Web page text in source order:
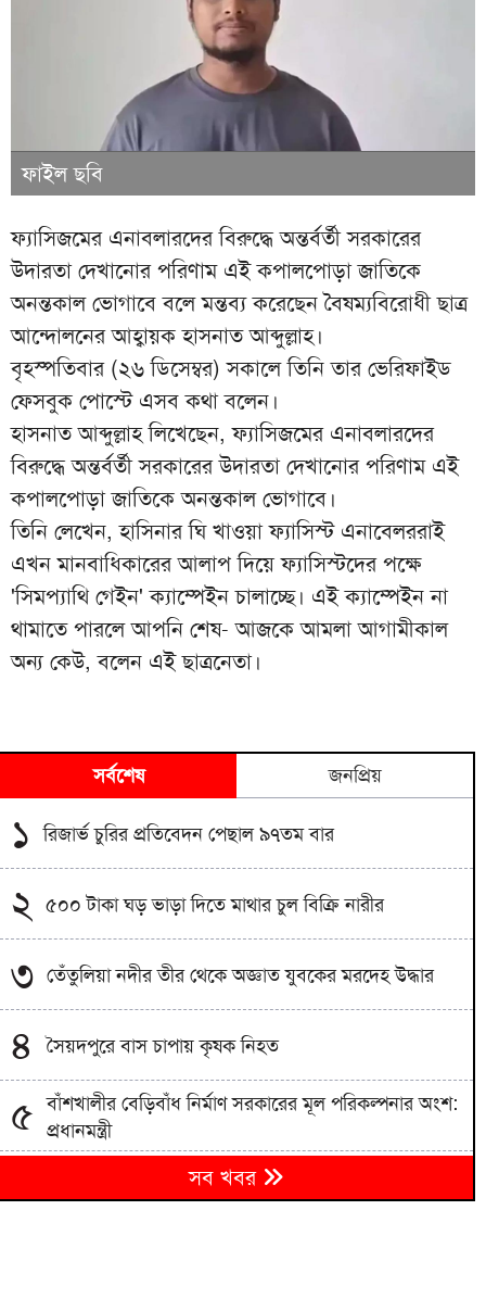
ফাইল ছবি
ফ্যাসিজমের এনাবলারদের বিরুদ্ধে অন্তর্বর্তী সরকারের
উদারতা দেখানোর পরিণাম এই কপালপোড়া জাতিকে
অনন্তকাল ভোগাবে বলে মন্তব্য করেছেন বৈষম্যবিরোধী ছাত্র
আন্দোলনের আহ্বায়ক হাসনাত আব্দুল্লাহ।
বৃহস্পতিবার (২৬ ডিসেম্বর) সকালে তিনি তার ভেরিফাইড
ফেসবুক পোস্টে এসব কথা বলেন।
হাসনাত আব্দুল্লাহ লিখেছেন, ফ্যাসিজমের এনাবলারদের
বিরুদ্ধে অন্তর্বর্তী সরকারের উদারতা দেখানোর পরিণাম এই
কপালপোড়া জাতিকে অনন্তকাল ভোগাবে।
তিনি লেখেন, হাসিনার ঘি খাওয়া ফ্যাসিস্ট এনাবেলররাই
এখন মানবাধিকারের আলাপ দিয়ে ফ্যাসিস্টদের পক্ষে
'সিমপ্যাথি গেইন' ক্যাম্পেইন চালাচ্ছে। এই ক্যাম্পেইন না
থামাতে পারলে আপনি শেষ- আজকে আমলা আগামীকাল
অন্য কেউ, বলেন এই ছাত্রনেতা।
সর্বশেষ জনপ্রিয়
১ রিজার্ভ চুরির প্রতিবেদন পেছাল ৯৭তম বার
২ ৫০০ টাকা ঘড় ভাড়া দিতে মাথার চুল বিক্রি নারীর
৩ তেঁতুলিয়া নদীর তীর থেকে অজ্ঞাত যুবকের মরদেহ উদ্ধার
৪ সৈয়দপুরে বাস চাপায় কৃষক নিহত
৫ বাঁশখালীর বেড়িবাঁধ নির্মাণ সরকারের মূল পরিকল্পনার অংশ:
প্রধানমন্ত্রী
আতংকের নতুন নাম ‘উত্তরা’ পরিস্থিতি নিয়ন্ত্রণে প্রশাসনের
নিরলস চেষ্টা
সব খবর